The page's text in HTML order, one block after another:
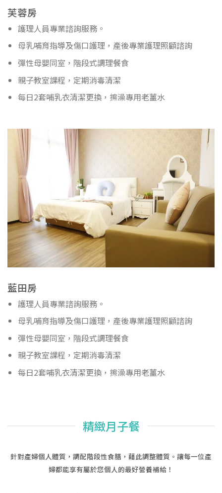
芙蓉房
護理人員專業諮詢服務。
母乳哺育指導及傷口護理，產後專業護理照顧諮詢
彈性母嬰同室，階段式調理餐食
親子教室課程，定期消毒清潔
每日2套哺乳衣清潔更換，擦澡專用老薑水
藍田房
護理人員專業諮詢服務。
母乳哺育指導及傷口護理，產後專業護理照顧諮詢
彈性母嬰同室，階段式調理餐食
親子教室課程，定期消毒清潔
每日2套哺乳衣清潔更換，擦澡專用老薑水
精緻月子餐
針對產婦個人體質，調配階段性食膳，藉此調整體質。 讓每一位產
婦都能享有屬於您個人的最好營養補給！